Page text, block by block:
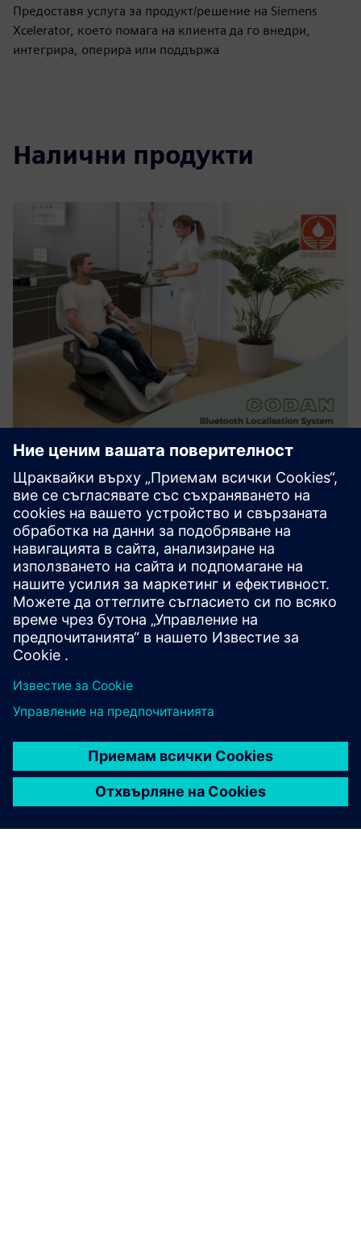
Предоставя услуга за продукт/решение на Siemens
Xcelerator, което помага на клиента да го внедри,
интегрира, оперира или поддържа
Налични продукти
Bluetooth Localisation System for
CODAN infusion pumps
Enable real-time tracking of CODAN infusion pumps
through integrated Bluetooth Low Energy technology. The
system provides continuous location visibility across
hospital environments, improving equipment availability,
workflow effi...
Научете повече